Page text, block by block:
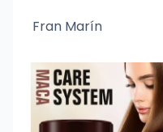
Fran Marín